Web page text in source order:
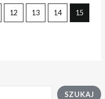
SZUKAJ
12 13 14 15